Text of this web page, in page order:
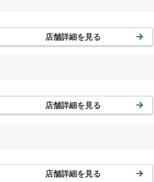
店舗詳細を見る
店舗詳細を見る
店舗詳細を見る